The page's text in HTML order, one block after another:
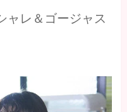
ャレ＆ゴージャス